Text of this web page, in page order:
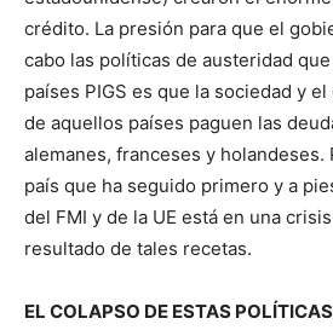
crédito. La presión para que el
cabo las políticas de austeridad
países PIGS es que la sociedad y
de aquellos países paguen las
alemanes, franceses y holandeses.
país que ha seguido primero y a
del FMI y de la UE está en una
resultado de tales recetas.
EL COLAPSO DE ESTAS